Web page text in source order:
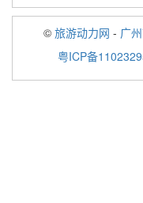
© 旅游动力网 - 广
粤ICP备